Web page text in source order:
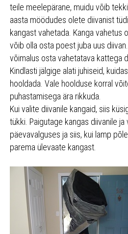
teile meelepärane, muidu võib
aasta möödudes olete diivanist
kangast vahetada. Kanga vahetus
võib olla osta poest juba uus
võimalus osta vahetatava kattega
Kindlasti jälgige alati juhiseid,
hooldada. Vale hoolduse korral
puhastamisega ära rikkuda.
Kui valite diivanile kangaid, siis
tükki. Paigutage kangas diivanile
päevavalguses ja siis, kui lamp
parema ülevaate kangast.